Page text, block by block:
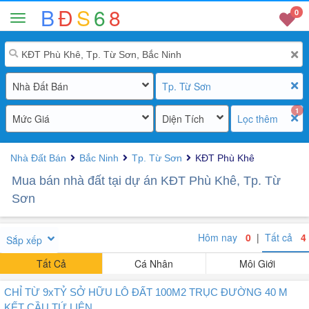
BĐS68 0
Nhà Đất Bán Tp. Từ Sơn
Mức Giá Diện Tích
1
Lọc thêm
Nhà Đất Bán Bắc Ninh Tp. Từ Sơn KĐT Phù Khê
Mua bán nhà đất tại dự án KĐT Phù Khê, Tp. Từ
Sơn
Sắp xếp Hôm nay 0 | Tất cả 4
Tất Cả
Cá Nhân Môi Giới
CHỈ TỪ 9xTỶ SỞ HỮU LÔ ĐẤT 100M2 TRỤC ĐƯỜNG 40 M